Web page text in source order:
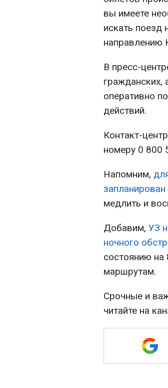
вы имеете
искать поезд
направлению
В пресс-
гражданских,
оперативно
действий.
Контакт-
номеру 0 800
Напомним,
медлить и
Добавим, УЗ
ночного
состоянию на
маршрутам.
Срочные и
читайте на